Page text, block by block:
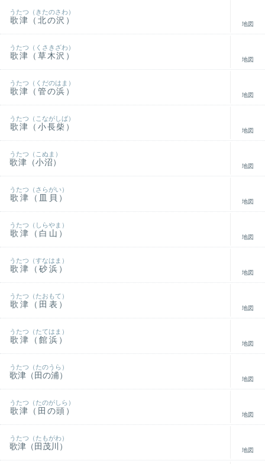
歌津（北の沢）
うたつ（きたのさわ）
地図
歌津（草木沢）
うたつ（くさきざわ）
地図
歌津（管の浜）
うたつ（くだのはま）
地図
歌津（小長柴）
うたつ（こながしば）
地図
歌津（小沼）
うたつ（こぬま）
地図
歌津（皿貝）
うたつ（さらがい）
地図
歌津（白山）
うたつ（しらやま）
地図
歌津（砂浜）
うたつ（すなはま）
地図
歌津（田表）
うたつ（たおもて）
地図
歌津（館浜）
うたつ（たてはま）
地図
歌津（田の浦）
うたつ（たのうら）
地図
歌津（田の頭）
うたつ（たのがしら）
地図
歌津（田茂川）
うたつ（たもがわ）
地図